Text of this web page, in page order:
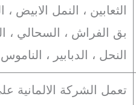
الثعابين ، النمل الابيض ،
بق الفراش ، السحالي ،
النحل ، الدبابير ،
تعمل الشركة الالمانية